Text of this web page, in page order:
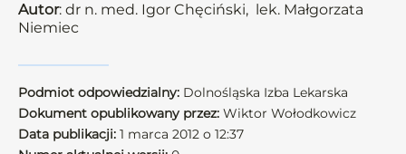
Autor: dr n. med. Igor Chęciński, lek. Małgorzata
Niemiec
Podmiot odpowiedzialny: Dolnośląska Izba Lekarska
Dokument opublikowany przez: Wiktor Wołodkowicz
Data publikacji: 1 marca 2012 o 12:37